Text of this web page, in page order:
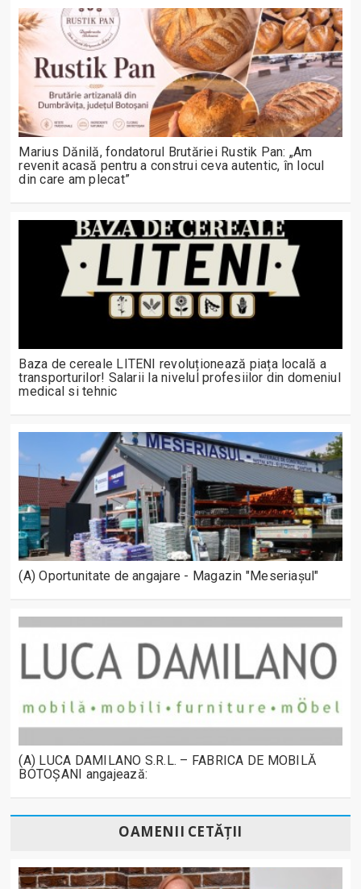
Marius Dănilă, fondatorul Brutăriei Rustik Pan: „Am
revenit acasă pentru a construi ceva autentic, în locul
din care am plecat”
Baza de cereale LITENI revoluționează piața locală a
transporturilor! Salarii la nivelul profesiilor din domeniul
medical si tehnic
(A) Oportunitate de angajare - Magazin "Meseriașul"
(A) LUCA DAMILANO S.R.L. – FABRICA DE MOBILĂ
BOTOȘANI angajează:
OAMENII CETĂȚII